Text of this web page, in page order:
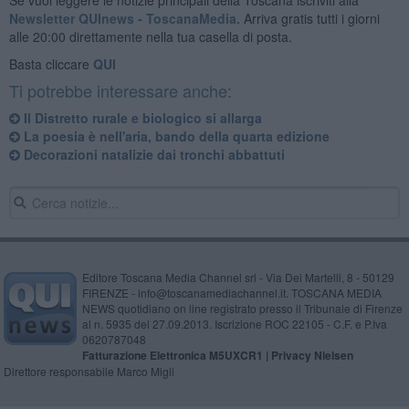
Newsletter QUInews - ToscanaMedia. Arriva gratis tutti i giorni
alle 20:00 direttamente nella tua casella di posta.
Basta cliccare QUI
Ti potrebbe interessare anche:
Il Distretto rurale e biologico si allarga
La poesia è nell'aria, bando della quarta edizione
Decorazioni natalizie dai tronchi abbattuti
Editore Toscana Media Channel srl - Via Dei Martelli, 8 - 50129
FIRENZE - info@toscanamediachannel.it. TOSCANA MEDIA
NEWS quotidiano on line registrato presso il Tribunale di Firenze
al n. 5935 del 27.09.2013. Iscrizione ROC 22105 - C.F. e P.Iva
0620787048
Fatturazione Elettronica M5UXCR1 | Privacy Nielsen
Direttore responsabile Marco Migli